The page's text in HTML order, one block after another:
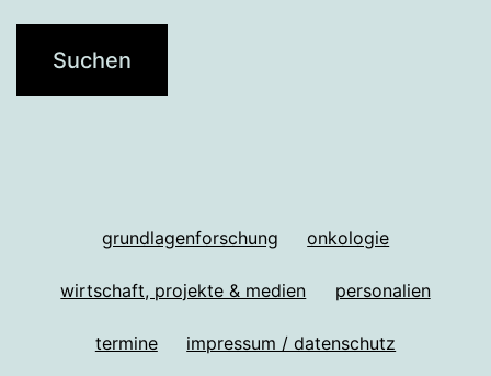
grundlagenforschung onkologie
wirtschaft, projekte & medien personalien
termine impressum / datenschutz